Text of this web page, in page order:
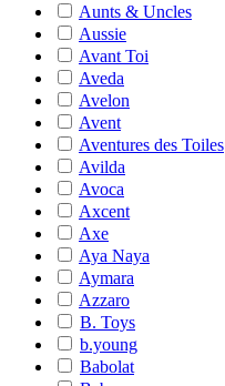
Aunts & Uncles
Aussie
Avant Toi
Aveda
Avelon
Avent
Aventures des Toiles
Avilda
Avoca
Axcent
Axe
Aya Naya
Aymara
Azzaro
B. Toys
b.young
Babolat